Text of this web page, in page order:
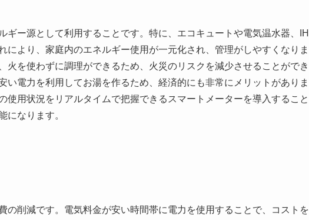
ギー源として利用することです。特に、エコキュートや電気温水器、IH
により、家庭内のエネルギー使用が一元化され、管理がしやすくなりま
火を使わずに調理ができるため、火災のリスクを減少させることができ
い電力を利用してお湯を作るため、経済的にも非常にメリットがありま
使用状況をリアルタイムで把握できるスマートメーターを導入すること
になります。
の削減です。電気料金が安い時間帯に電力を使用することで、コストを